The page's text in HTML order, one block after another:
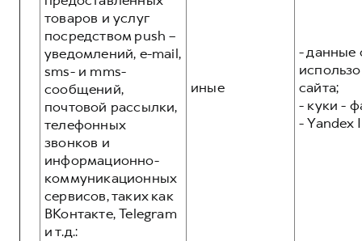
товаров и услуг
посредством push –
уведомлений, e-mail,
sms- и mms-
сообщений,
почтовой рассылки,
телефонных
звонков и
информационно-
коммуникационных
сервисов, таких как
ВКонтакте, Telegram
и т.д.:
иные
- данные
сайта;
- куки -
- Yandex